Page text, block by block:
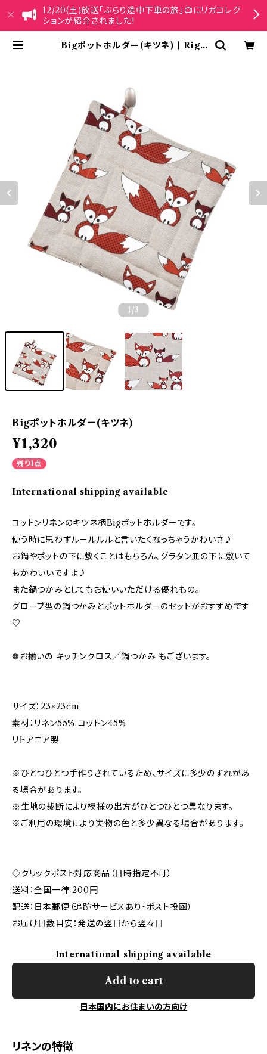
12/20(土)放送「ぶらり途中下車の旅」📺にリガコレク
ションが紹介されました!
Bigポットホルダー(キツネ) | Riga
1 /3
Bigポットホルダー(キツネ)
¥1,320
残り1点
International shipping available
コットンリネンのキツネ柄Bigポットホルダーです。
使う時に思わずルールルルと言いたくなっちゃうかわいさ♪
お鍋やポットの下に敷くことはもちろん、グラタン皿の下に敷いて
もかわいいですよ♪
また鍋つかみとしてもお使いいただける優れもの。
グローブ型の鍋つかみとポットホルダーのセットがおすすめです
♡
❁お揃いの キッチンクロス／鍋つかみ もございます。
サイズ：23×23cm
素材：リネン55% コットン45%
リトアニア製
※ひとつひとつ手作りされているため、サイズに多少のずれがあ
る場合があります。
※生地の裁断により模様の出方がひとつひとつ異なります。
※ご利用の環境により実物の色と多少異なる場合があります。
◇クリックポスト対応商品（日時指定不可）
送料：全国一律 200円
配送：日本郵便（追跡サービスあり・ポスト投函）
お届け日数目安：発送の翌日から翌々日
International shipping available
Add to cart
日本国内にお住まいの方向け
リネンの特徴